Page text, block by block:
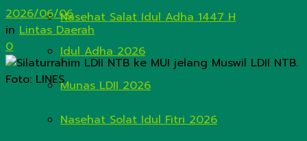
Nasehat Salat Idul Adha 1447 H
Idul Adha 2026
Munas LDII 2026
Nasehat Solat Idul Fitri 2026
2026/06/06
in Lintas Daerah
0